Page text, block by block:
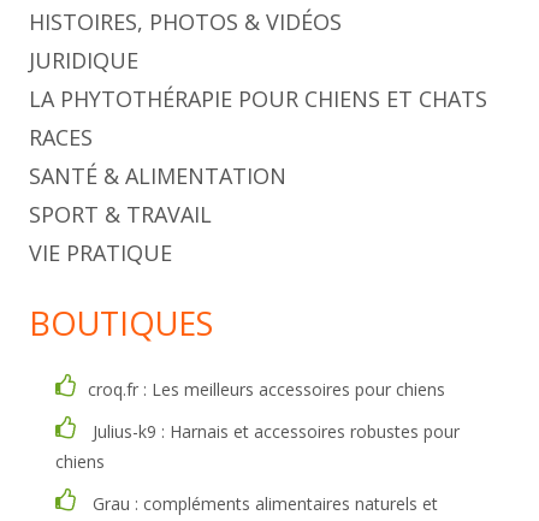
HISTOIRES, PHOTOS & VIDÉOS
JURIDIQUE
LA PHYTOTHÉRAPIE POUR CHIENS ET CHATS
RACES
SANTÉ & ALIMENTATION
SPORT & TRAVAIL
VIE PRATIQUE
BOUTIQUES
croq.fr : Les meilleurs accessoires pour chiens
Julius-k9 : Harnais et accessoires robustes pour
chiens
Grau : compléments alimentaires naturels et